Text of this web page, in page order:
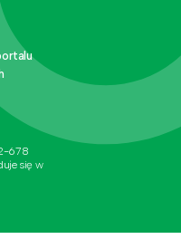
678
się w